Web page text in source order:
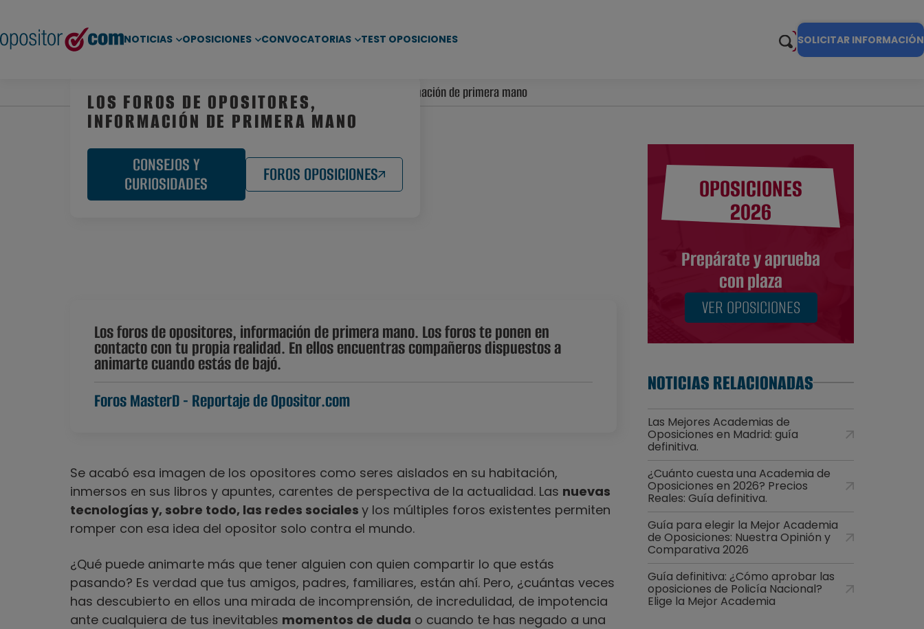
NOTICIAS OPOSICIONES CONVOCATORIAS TEST OPOSICIONES SOLICITAR INFORMACIÓN
Inicio /Noticias/Consejos para Opositar/ Los foros de opositores, información de primera mano
LOS FOROS DE OPOSITORES,
INFORMACIÓN DE PRIMERA MANO
CONSEJOS Y
CURIOSIDADES
FOROS OPOSICIONES
Los foros de opositores, información de primera mano. Los foros te ponen en
contacto con tu propia realidad. En ellos encuentras compañeros dispuestos a
animarte cuando estás de bajó.
Foros MasterD - Reportaje de Opositor.com
Se acabó esa imagen de los opositores como seres aislados en su habitación,
inmersos en sus libros y apuntes, carentes de perspectiva de la actualidad. Las nuevas
tecnologías y, sobre todo, las redes sociales y los múltiples foros existentes permiten
romper con esa idea del opositor solo contra el mundo.
¿Qué puede animarte más que tener alguien con quien compartir lo que estás
pasando? Es verdad que tus amigos, padres, familiares, están ahí. Pero, ¿cuántas veces
has descubierto en ellos una mirada de incomprensión, de incredulidad, de impotencia
ante cualquiera de tus inevitables momentos de duda o cuando te has negado a una
OPOSICIONES
2026
Prepárate y aprueba
con plaza
VER OPOSICIONES
NOTICIAS RELACIONADAS
Las Mejores Academias de
Oposiciones en Madrid: guía
definitiva.
¿Cuánto cuesta una Academia de
Oposiciones en 2026? Precios
Reales: Guía definitiva.
Guía para elegir la Mejor Academia
de Oposiciones: Nuestra Opinión y
Comparativa 2026
Guía definitiva: ¿Cómo aprobar las
oposiciones de Policía Nacional?
Elige la Mejor Academia